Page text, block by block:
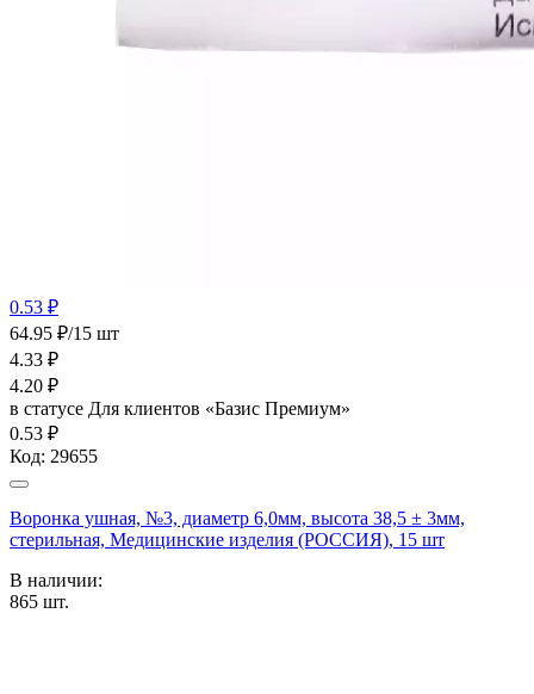
0.53 ₽
64.95 ₽/15 шт
4.33 ₽
4.20 ₽
в статусе Для клиентов «Базис Премиум»
0.53 ₽
Код: 29655
Воронка ушная, №3, диаметр 6,0мм, высота 38,5 ± 3мм,
стерильная, Медицинские изделия (РОССИЯ), 15 шт
В наличии:
865 шт.